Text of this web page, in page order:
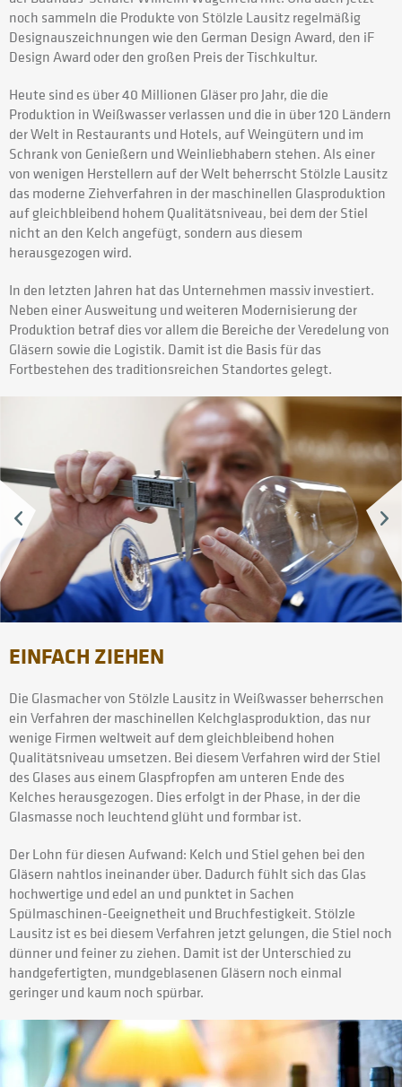
noch sammeln die Produkte von Stölzle Lausitz regelmäßig
Designauszeichnungen wie den German Design Award, den iF
Design Award oder den großen Preis der Tischkultur.
Heute sind es über 40 Millionen Gläser pro Jahr, die die
Produktion in Weißwasser verlassen und die in über 120 Ländern
der Welt in Restaurants und Hotels, auf Weingütern und im
Schrank von Genießern und Weinliebhabern stehen. Als einer
von wenigen Herstellern auf der Welt beherrscht Stölzle Lausitz
das moderne Ziehverfahren in der maschinellen Glasproduktion
auf gleichbleibend hohem Qualitätsniveau, bei dem der Stiel
nicht an den Kelch angefügt, sondern aus diesem
herausgezogen wird.
In den letzten Jahren hat das Unternehmen massiv investiert.
Neben einer Ausweitung und weiteren Modernisierung der
Produktion betraf dies vor allem die Bereiche der Veredelung von
Gläsern sowie die Logistik. Damit ist die Basis für das
Fortbestehen des traditionsreichen Standortes gelegt.
EINFACH ZIEHEN
Die Glasmacher von Stölzle Lausitz in Weißwasser beherrschen
ein Verfahren der maschinellen Kelchglasproduktion, das nur
wenige Firmen weltweit auf dem gleichbleibend hohen
Qualitätsniveau umsetzen. Bei diesem Verfahren wird der Stiel
des Glases aus einem Glaspfropfen am unteren Ende des
Kelches herausgezogen. Dies erfolgt in der Phase, in der die
Glasmasse noch leuchtend glüht und formbar ist.
Der Lohn für diesen Aufwand: Kelch und Stiel gehen bei den
Gläsern nahtlos ineinander über. Dadurch fühlt sich das Glas
hochwertige und edel an und punktet in Sachen
Spülmaschinen-Geeignetheit und Bruchfestigkeit. Stölzle
Lausitz ist es bei diesem Verfahren jetzt gelungen, die Stiel noch
dünner und feiner zu ziehen. Damit ist der Unterschied zu
handgefertigten, mundgeblasenen Gläsern noch einmal
geringer und kaum noch spürbar.